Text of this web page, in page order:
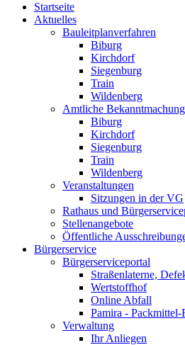
Startseite
Aktuelles
Bauleitplanverfahren
Biburg
Kirchdorf
Siegenburg
Train
Wildenberg
Amtliche
Biburg
Kirchdorf
Siegenburg
Train
Wildenberg
Veranstaltungen
Sitzungen in der VG
Rathaus und
Stellenangebote
Öffentliche
Bürgerservice
Bürgerserviceportal
Straßenlaterne,
Wertstoffhof
Online Abfall
Pamira -
Verwaltung
Ihr Anliegen